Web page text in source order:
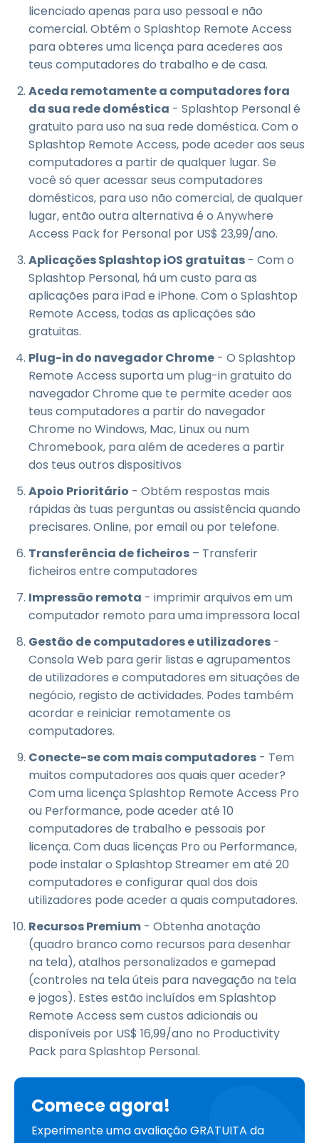
licenciado apenas para uso pessoal e não
comercial. Obtém o Splashtop Remote Access
para obteres uma licença para acederes aos
teus computadores do trabalho e de casa.
Aceda remotamente a computadores fora
da sua rede doméstica - Splashtop Personal é
gratuito para uso na sua rede doméstica. Com o
Splashtop Remote Access, pode aceder aos seus
computadores a partir de qualquer lugar. Se
você só quer acessar seus computadores
domésticos, para uso não comercial, de qualquer
lugar, então outra alternativa é o Anywhere
Access Pack for Personal por US$ 23,99/ano.
Aplicações Splashtop iOS gratuitas - Com o
Splashtop Personal, há um custo para as
aplicações para iPad e iPhone. Com o Splashtop
Remote Access, todas as aplicações são
gratuitas.
Plug-in do navegador Chrome - O Splashtop
Remote Access suporta um plug-in gratuito do
navegador Chrome que te permite aceder aos
teus computadores a partir do navegador
Chrome no Windows, Mac, Linux ou num
Chromebook, para além de acederes a partir
dos teus outros dispositivos
Apoio Prioritário - Obtém respostas mais
rápidas às tuas perguntas ou assistência quando
precisares. Online, por email ou por telefone.
Transferência de ficheiros – Transferir
ficheiros entre computadores
Impressão remota - imprimir arquivos em um
computador remoto para uma impressora local
Gestão de computadores e utilizadores -
Consola Web para gerir listas e agrupamentos
de utilizadores e computadores em situações de
negócio, registo de actividades. Podes também
acordar e reiniciar remotamente os
computadores.
Conecte-se com mais computadores - Tem
muitos computadores aos quais quer aceder?
Com uma licença Splashtop Remote Access Pro
ou Performance, pode aceder até 10
computadores de trabalho e pessoais por
licença. Com duas licenças Pro ou Performance,
pode instalar o Splashtop Streamer em até 20
computadores e configurar qual dos dois
utilizadores pode aceder a quais computadores.
Recursos Premium - Obtenha anotação
(quadro branco como recursos para desenhar
na tela), atalhos personalizados e gamepad
(controles na tela úteis para navegação na tela
e jogos). Estes estão incluídos em Splashtop
Remote Access sem custos adicionais ou
disponíveis por US$ 16,99/ano no Productivity
Pack para Splashtop Personal.
Comece agora!
Experimente uma avaliação GRATUITA da